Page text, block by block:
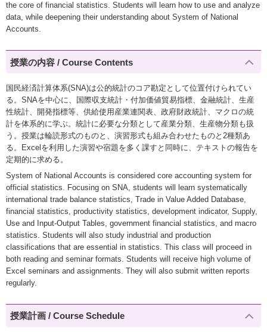
the core of financial statistics. Students will learn how to use and analyze
data, while deepening their understanding about System of National
Accounts.
授業の内容 / Course Contents
国民経済計算体系(SNA)は公的統計のコア勘定として位置付けられてい
る。SNAを中心に、国際収支統計・付加価値貿易指標、金融統計、生産
性統計、開発指標等、供給使用産業連関表、政府財政統計、マクロの統
計を体系的に学ぶ。統計に必要な分類として産業分類、生産物分類も扱
う。授業は輪読形式のものと、演習形式も組み合わせたものと2種類あ
る。Excelを利用した演習や宿題を多く課すと同時に、テキストの報告を
定期的に求める。
System of National Accounts is considered core accounting system for
official statistics. Focusing on SNA, students will learn systematically
international trade balance statistics, Trade in Value Added Database,
financial statistics, productivity statistics, development indicator, Supply,
Use and Input-Output Tables, government financial statistics, and macro
statistics. Students will also study industrial and production
classifications that are essential in statistics. This class will proceed in
both reading and seminar formats. Students will receive high volume of
Excel seminars and assignments. They will also submit written reports
regularly.
授業計画 / Course Schedule